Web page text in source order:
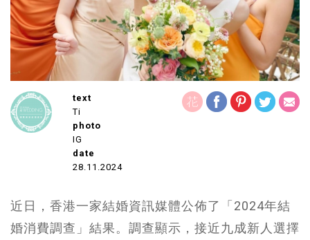
text
Ti
photo
IG
date
28.11.2024
近日，香港一家結婚資訊媒體公佈了「2024年結
婚消費調查」結果。調查顯示，接近九成新人選擇